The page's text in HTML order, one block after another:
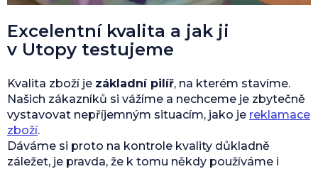
Excelentní kvalita a jak ji
v Utopy testujeme
Kvalita zboží je základní pilíř, na kterém stavíme.
Našich zákazníků si vážíme a nechceme je zbytečně
vystavovat nepříjemným situacím, jako je reklamace
zboží.
Dáváme si proto na kontrole kvality důkladně
záležet, je pravda, že k tomu někdy používáme i